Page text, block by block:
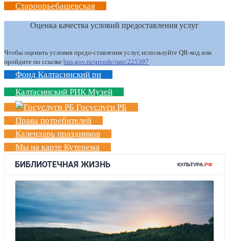
Староорьебашевская
Оценка качества условий предоставления услуг
Чтобы оценить условия предо-ставления услуг, используйте QR-код или
пройдите по ссылке bus.gov.ru/qrcode/rate/225397
Фонд Калтасинский рн
Калтасинский РИК Музей
Госуслуги РБ
Права потребителей
Календарь праздников
Мы на карте Кутерема